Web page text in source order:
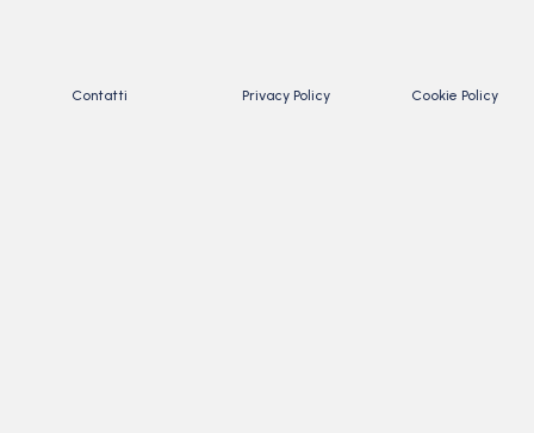
Contatti Privacy Policy Cookie Policy